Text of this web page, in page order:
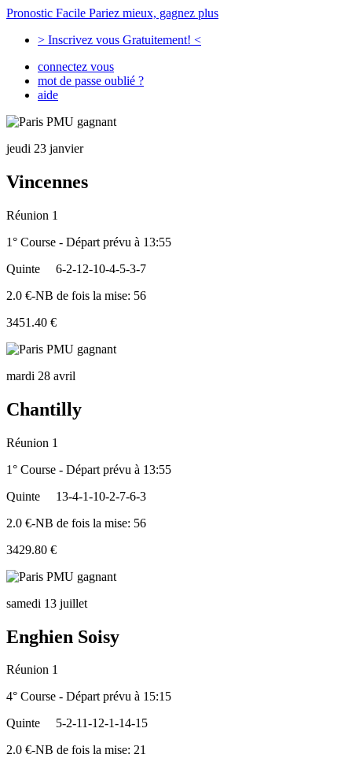
Pronostic Facile Pariez mieux, gagnez plus
> Inscrivez vous Gratuitement! <
connectez vous
mot de passe oublié ?
aide
jeudi 23 janvier
Vincennes
Réunion 1
1° Course - Départ prévu à 13:55
Quinte
6-2-12-10-4-5-3-7
2.0 €-NB de fois la mise: 56
3451.40 €
mardi 28 avril
Chantilly
Réunion 1
1° Course - Départ prévu à 13:55
Quinte
13-4-1-10-2-7-6-3
2.0 €-NB de fois la mise: 56
3429.80 €
samedi 13 juillet
Enghien Soisy
Réunion 1
4° Course - Départ prévu à 15:15
Quinte
5-2-11-12-1-14-15
2.0 €-NB de fois la mise: 21